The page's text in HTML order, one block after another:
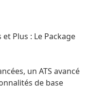
Plus : Le Package
un ATS avancé
de base